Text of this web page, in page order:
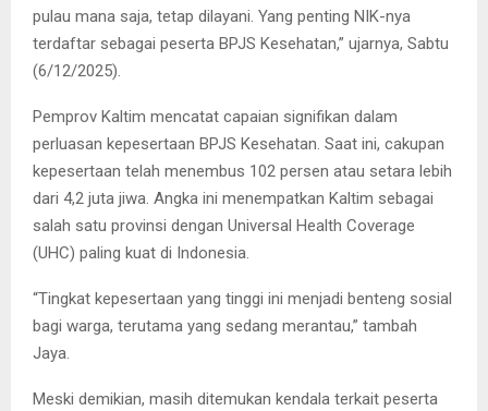
pulau mana saja, tetap dilayani. Yang penting NIK-nya
terdaftar sebagai peserta BPJS Kesehatan,” ujarnya, Sabtu
(6/12/2025).
Pemprov Kaltim mencatat capaian signifikan dalam
perluasan kepesertaan BPJS Kesehatan. Saat ini, cakupan
kepesertaan telah menembus 102 persen atau setara lebih
dari 4,2 juta jiwa. Angka ini menempatkan Kaltim sebagai
salah satu provinsi dengan Universal Health Coverage
(UHC) paling kuat di Indonesia.
“Tingkat kepesertaan yang tinggi ini menjadi benteng sosial
bagi warga, terutama yang sedang merantau,” tambah
Jaya.
Meski demikian, masih ditemukan kendala terkait peserta